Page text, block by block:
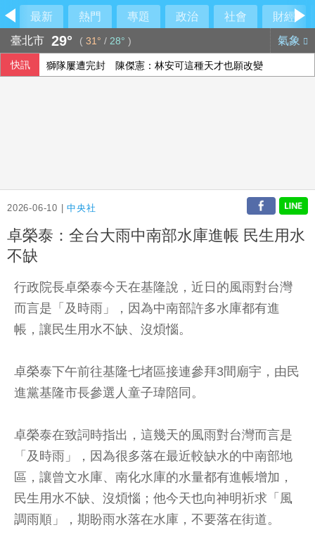
最新 熱門 專題 政治 社會
財經
臺北市 29° ( 31° / 28° ) 氣象
快訊 獅隊屢遭完封 陳傑憲：林安可這種天才也願改變
2026-06-10 |中央社
卓榮泰：全台大雨中南部水庫進帳 民生用水
不缺
行政院長卓榮泰今天在基隆說，近日的風雨對台灣
而言是「及時雨」，因為中南部許多水庫都有進
帳，讓民生用水不缺、沒煩惱。
卓榮泰下午前往基隆七堵區接連參拜3間廟宇，由民
進黨基隆市長參選人童子瑋陪同。
卓榮泰在致詞時指出，這幾天的風雨對台灣而言是
「及時雨」，因為很多落在最近較缺水的中南部地
區，讓曾文水庫、南化水庫的水量都有進帳增加，
民生用水不缺、沒煩惱；他今天也向神明祈求「風
調雨順」，期盼雨水落在水庫，不要落在街道。